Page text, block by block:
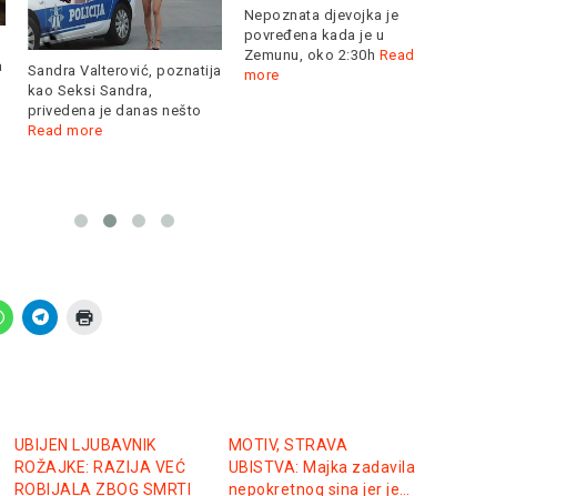
Sandra Valterović, poznatija
kao Seksi Sandra,
privedena je danas nešto
Read more
Nepoznata djevojka je
povređena kada je u
Zemunu, oko 2:30h Read
more
UBIJEN LJUBAVNIK
ROŽAJKE: RAZIJA VEĆ
ROBIJALA ZBOG SMRTI
MOTIV, STRAVA
UBISTVA: Majka zadavila
nepokretnog sina jer je…